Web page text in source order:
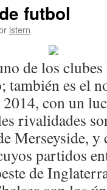
futbol
istern
de los
es el
con un
rivalidades
Merseyside, y
partidos
de